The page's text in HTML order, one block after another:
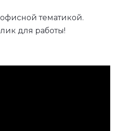
тематикой.
для работы!